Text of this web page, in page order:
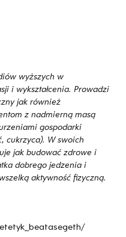
wyższych w
i wykształcenia. Prowadzi
jak również
z nadmierną masą
gospodarki
cukrzyca). W swoich
jak budować zdrowe i
dobrego jedzenia i
aktywność fizyczną.